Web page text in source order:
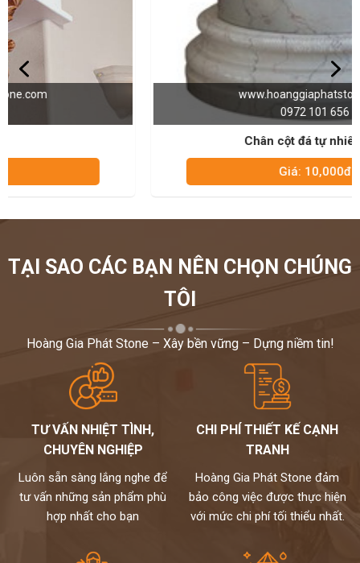
www.hoanggiaphatstone.com
0972 101 656
Chân cột đá tự nhiên 003
TẠI SAO CÁC BẠN NÊN CHỌN CHÚNG
TÔI
Hoàng Gia Phát Stone – Xây bền vững – Dựng niềm tin!
TƯ VẤN NHIỆT TÌNH,
CHUYÊN NGHIỆP
Luôn sẵn sàng lắng nghe để
tư vấn những sản phẩm phù
hợp nhất cho bạn
CHI PHÍ THIẾT KẾ CẠNH
TRANH
Hoàng Gia Phát Stone đảm
bảo công việc được thực hiện
với mức chi phí tối thiểu nhất.